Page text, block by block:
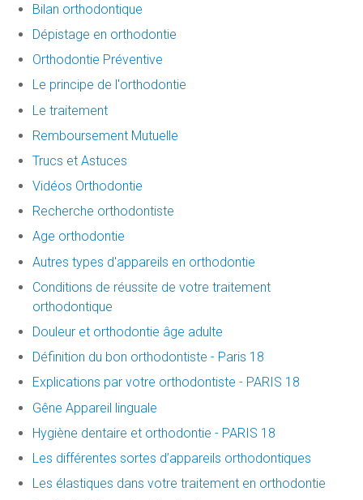
Bilan orthodontique
Dépistage en orthodontie
Orthodontie Préventive
Le principe de l'orthodontie
Le traitement
Remboursement Mutuelle
Trucs et Astuces
Vidéos Orthodontie
Recherche orthodontiste
Age orthodontie
Autres types d'appareils en orthodontie
Conditions de réussite de votre traitement
orthodontique
Douleur et orthodontie âge adulte
Définition du bon orthodontiste - Paris 18
Explications par votre orthodontiste - PARIS 18
Gêne Appareil linguale
Hygiène dentaire et orthodontie - PARIS 18
Les différentes sortes d’appareils orthodontiques
Les élastiques dans votre traitement en orthodontie